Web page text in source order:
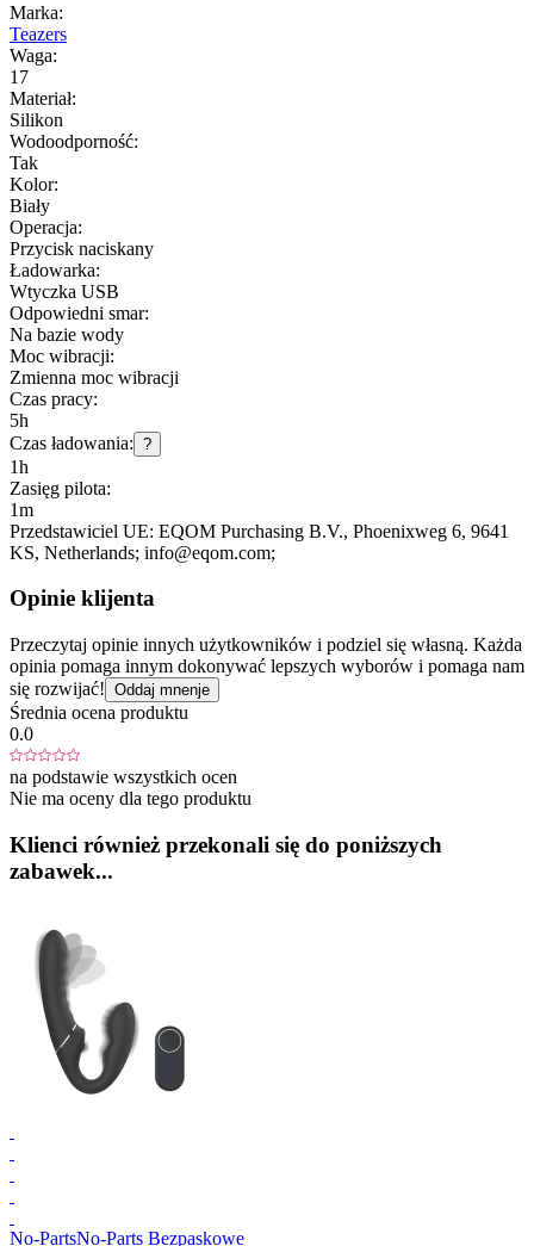
Marka:
Teazers
Waga:
17
Materiał:
Silikon
Wodoodporność:
Tak
Kolor:
Biały
Operacja:
Przycisk naciskany
Ładowarka:
Wtyczka USB
Odpowiedni smar:
Na bazie wody
Moc wibracji:
Zmienna moc wibracji
Czas pracy:
5h
Czas ładowania: ?
1h
Zasięg pilota:
1m
Przedstawiciel UE: EQOM Purchasing B.V., Phoenixweg 6, 9641
KS, Netherlands; info@eqom.com;
Opinie klijenta
Przeczytaj opinie innych użytkowników i podziel się własną. Każda
opinia pomaga innym dokonywać lepszych wyborów i pomaga nam
się rozwijać! Oddaj mnenje
Średnia ocena produktu
0.0
na podstawie wszystkich ocen
Nie ma oceny dla tego produktu
Klienci również przekonali się do poniższych
zabawek...
No-PartsNo-Parts Bezpaskowe